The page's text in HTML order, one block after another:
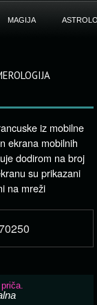
MAGIJA
iz mobilne
ekrana mobilnih
dodirom na broj
su prikazani
na mreži